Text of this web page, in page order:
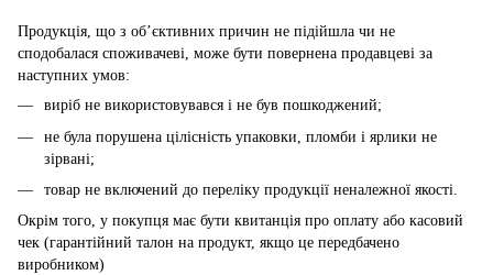
Продукція, що з об’єктивних причин не підійшла чи не
сподобалася споживачеві, може бути повернена продавцеві за
наступних умов:
виріб не використовувався і не був пошкоджений;
не була порушена цілісність упаковки, пломби і ярлики не
зірвані;
товар не включений до переліку продукції неналежної якості.
Окрім того, у покупця має бути квитанція про оплату або касовий
чек (гарантійний талон на продукт, якщо це передбачено
виробником)